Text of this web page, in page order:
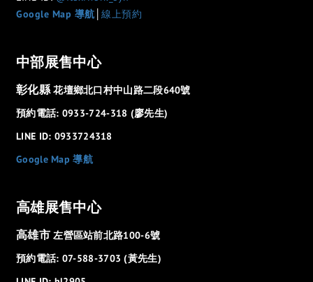
Google Map 導航 線上預約
中部展售中心
彰化縣花壇鄉北口村中山路二段640號
預約電話: 0933-724-318 (廖先生)
LINE ID: 0933724318
Google Map 導航
高雄展售中心
高雄市左營區站前北路100-6號
預約電話: 07-588-3703 (黃先生)